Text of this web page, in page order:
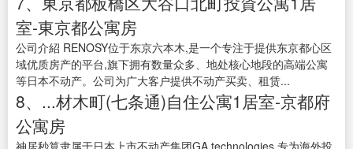
室-東京都公寓房
公司介紹 RENOSY位于东京六本木,是一个专注于提供东京都心区
域优质房产的平台,旗下拥有数量众多、地处核心地段的高端公寓
等日本不动产。公司为广大客户提供不动产买卖、租赁...
8、...材木町(七条通)自住公寓1居室-京都府
公寓房